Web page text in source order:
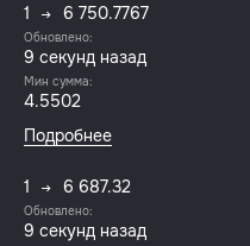
1 6 750.7767
Обновлено:
10 секунд назад
Мин сумма:
4.5502
Подробнее
1 6 687.32
Обновлено:
10 секунд назад